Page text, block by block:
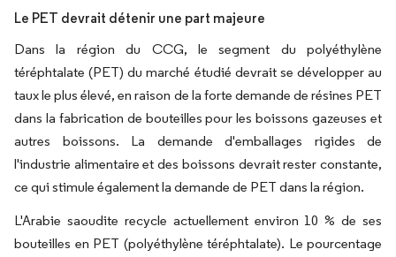
Le PET devrait détenir une part majeure
Dans la région du CCG, le segment du polyéthylène
téréphtalate (PET) du marché étudié devrait se développer au
taux le plus élevé, en raison de la forte demande de résines PET
dans la fabrication de bouteilles pour les boissons gazeuses et
autres boissons. La demande d'emballages rigides de
l'industrie alimentaire et des boissons devrait rester constante,
ce qui stimule également la demande de PET dans la région.
L'Arabie saoudite recycle actuellement environ 10 % de ses
bouteilles en PET (polyéthylène téréphtalate). Le pourcentage